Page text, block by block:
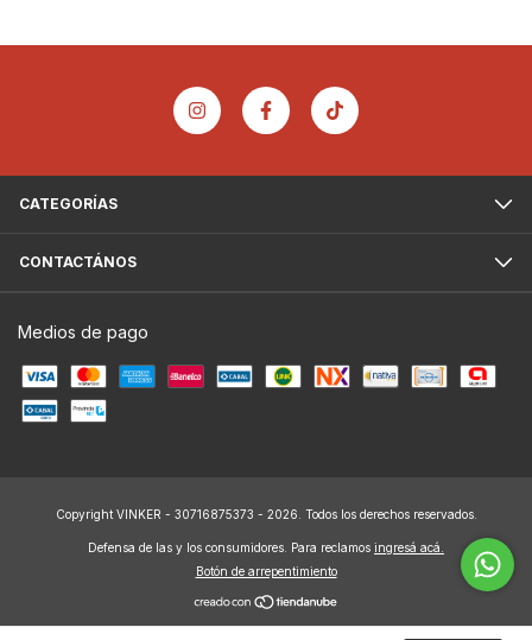
CATEGORÍAS
CONTACTÁNOS
Medios de pago
Copyright VINKER - 30716875373 - 2026. Todos los derechos reservados.
Defensa de las y los consumidores. Para reclamos ingresá acá.
Botón de arrepentimiento